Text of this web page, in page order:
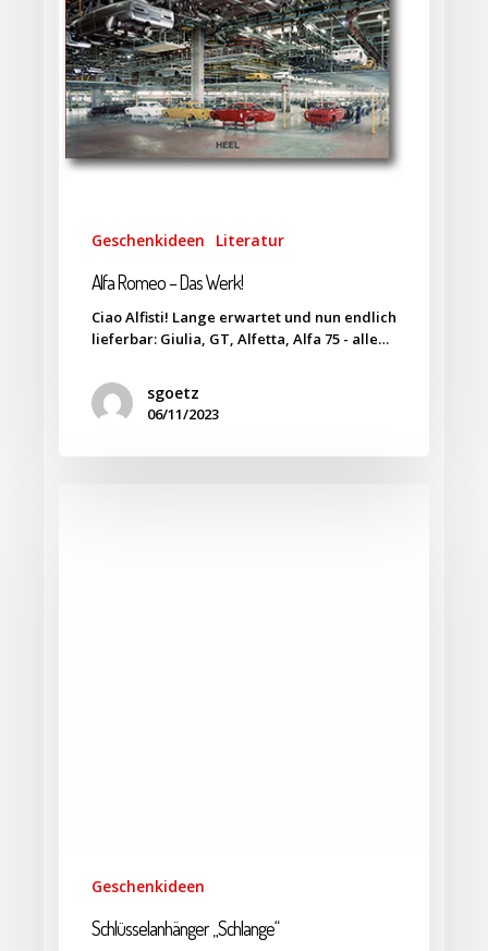
Geschenkideen Literatur
Alfa Romeo – Das Werk!
Ciao Alfisti! Lange erwartet und nun endlich
lieferbar: Giulia, GT, Alfetta, Alfa 75 - alle…
sgoetz
06/11/2023
Geschenkideen
Schlüsselanhänger „Schlange“